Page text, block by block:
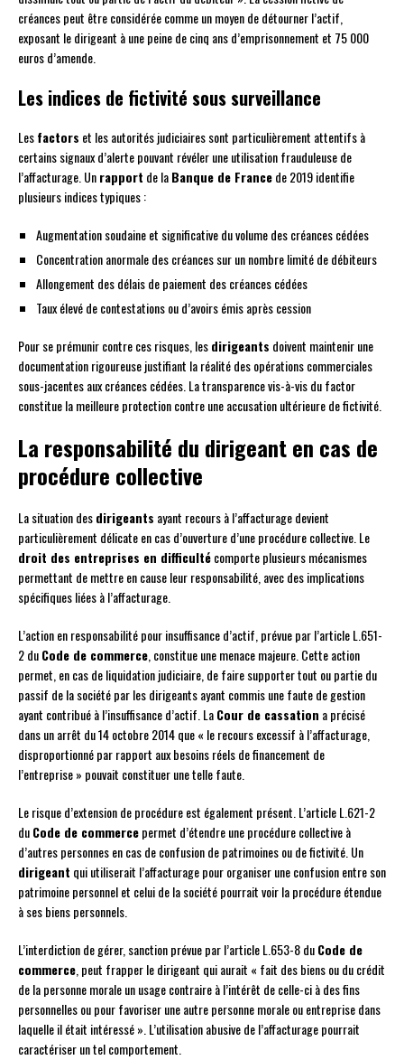
créances peut être considérée comme un moyen de détourner l’actif,
exposant le dirigeant à une peine de cinq ans d’emprisonnement et 75 000
euros d’amende.
Les indices de fictivité sous surveillance
Lesfactors et les autorités judiciaires sont particulièrement attentifs à
certains signaux d’alerte pouvant révéler une utilisation frauduleuse de
l’affacturage. Unrapport de laBanque de Francede 2019 identifie
plusieurs indices typiques :
Augmentation soudaine et significative du volume des créances cédées
Concentration anormale des créances sur un nombre limité de débiteurs
Allongement des délais de paiement des créances cédées
Taux élevé de contestations ou d’avoirs émis après cession
Pour se prémunir contre ces risques, lesdirigeants doivent maintenir une
documentation rigoureuse justifiant la réalité des opérations commerciales
sous-jacentes aux créances cédées. La transparence vis-à-vis du factor
constitue la meilleure protection contre une accusation ultérieure de fictivité.
La responsabilité du dirigeant en cas de
procédure collective
La situation desdirigeants ayant recours à l’affacturage devient
particulièrement délicate en cas d’ouverture d’une procédure collective. Le
droit des entreprises en difficultécomporte plusieurs mécanismes
permettant de mettre en cause leur responsabilité, avec des implications
spécifiques liées à l’affacturage.
L’action en responsabilité pour insuffisance d’actif, prévue par l’article L.651-
2 duCode de commerce, constitue une menace majeure. Cette action
permet, en cas de liquidation judiciaire, de faire supporter tout ou partie du
passif de la société par les dirigeants ayant commis une faute de gestion
ayant contribué à l’insuffisance d’actif. LaCour de cassation a précisé
dans un arrêt du 14 octobre 2014 que « le recours excessif à l’affacturage,
disproportionné par rapport aux besoins réels de financement de
l’entreprise » pouvait constituer une telle faute.
Le risque d’extension de procédure est également présent. L’article L.621-2
duCode de commercepermet d’étendre une procédure collective à
d’autres personnes en cas de confusion de patrimoines ou de fictivité. Un
dirigeant qui utiliserait l’affacturage pour organiser une confusion entre son
patrimoine personnel et celui de la société pourrait voir la procédure étendue
à ses biens personnels.
L’interdiction de gérer, sanction prévue par l’article L.653-8 duCode de
commerce, peut frapper le dirigeant qui aurait « fait des biens ou du crédit
de la personne morale un usage contraire à l’intérêt de celle-ci à des fins
personnelles ou pour favoriser une autre personne morale ou entreprise dans
laquelle il était intéressé ». L’utilisation abusive de l’affacturage pourrait
caractériser un tel comportement.